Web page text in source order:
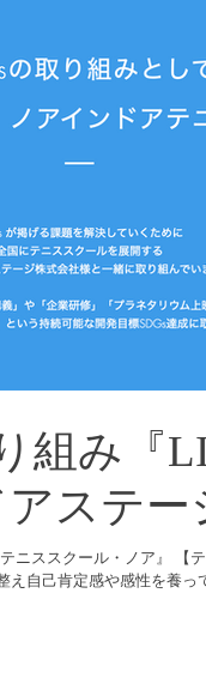
組み
ステー
自己肯定感や感性を養っ